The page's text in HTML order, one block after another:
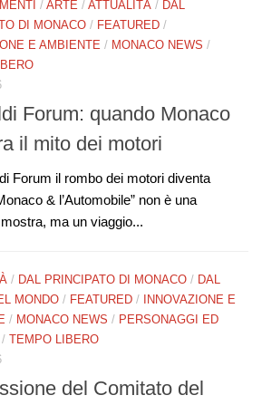
/ ARTE / ATTUALITÀ / DAL
DI MONACO / FEATURED /
E AMBIENTE / MONACO NEWS /
Forum: quando Monaco
il mito dei motori
Forum il rombo dei motori diventa
& l’Automobile” non è una
ma un viaggio...
/ DAL PRINCIPATO DI MONACO / DAL
MONDO / FEATURED /
INNOVAZIONE E
/ MONACO NEWS / PERSONAGGI ED
/ TEMPO LIBERO
del Comitato del